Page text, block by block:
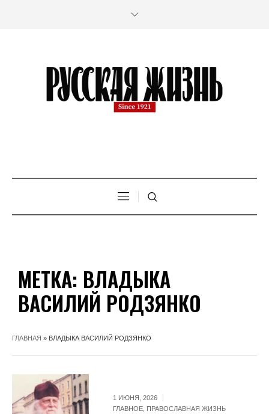
МЕТКА: ВЛАДЫКА
ВАСИЛИЙ РОДЗЯНКО
ГЛАВНАЯ » ВЛАДЫКА ВАСИЛИЙ РОДЗЯНКО
1 ИЮНЯ, 2026
ГЛАВНОЕ ПРАВОСЛАВНАЯ ЖИЗНЬ